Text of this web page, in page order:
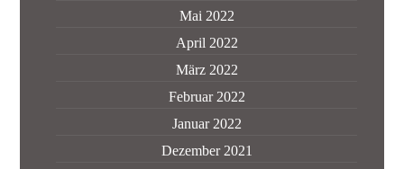
Mai 2022
April 2022
März 2022
Februar 2022
Januar 2022
Dezember 2021